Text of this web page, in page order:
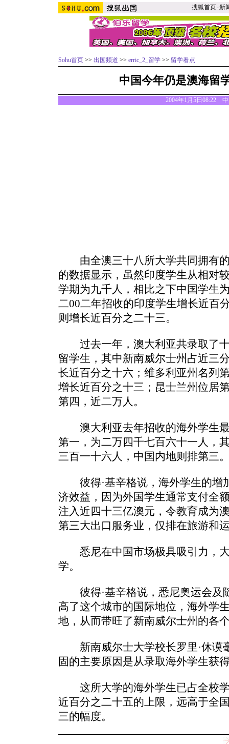
搜狐首页-新
Sohu首页 >> 出国频道 >> erric_2_留学 >> 留学看点
中国今年仍是澳海留
2004年1月5日08:22
由全澳三十八所大学共同拥有的
的数据显示，虽然印度学生从相对
学期为九千人，相比之下中国学生
二00二年招收的印度学生增长近百
则增长近百分之二十三。
过去一年，澳大利亚共录取了十
留学生，其中新南威尔士州占近三
长近百分之十六；维多利亚州名列
增长近百分之十三；昆士兰州位居
第四，近二万人。
澳大利亚去年招收的海外学生最
第一，为二万四千七百六十一人，
三百一十六人，中国内地则排第三
彼得·基辛格说，海外学生的增
济效益，因为外国学生通常支付全
注入近四十三亿澳元，令教育成为
第三大出口服务业，仅排在旅游和
悉尼在中国市场极具吸引力，大
学。
彼得·基辛格说，悉尼奥运会及
高了这个城市的国际地位，海外学
地，从而带旺了新南威尔士州的各
新南威尔士大学校长罗里·休谟
固的主要原因是从录取海外学生获
这所大学的海外学生已占全校学
近百分之二十五的上限，远高于全
三的幅度。